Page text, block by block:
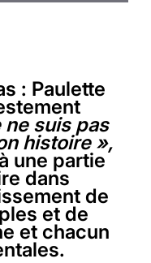
: Paulette
ne suis pas
histoire »,
une partie
dans
de
et de
et chacun